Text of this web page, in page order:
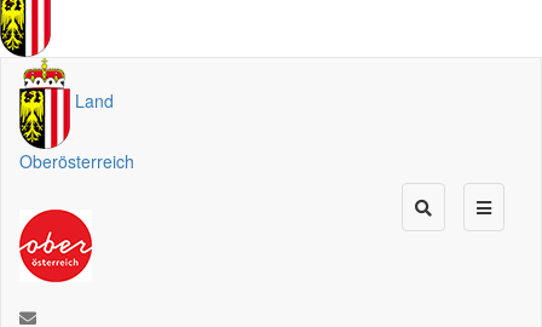
Land
Oberösterreich